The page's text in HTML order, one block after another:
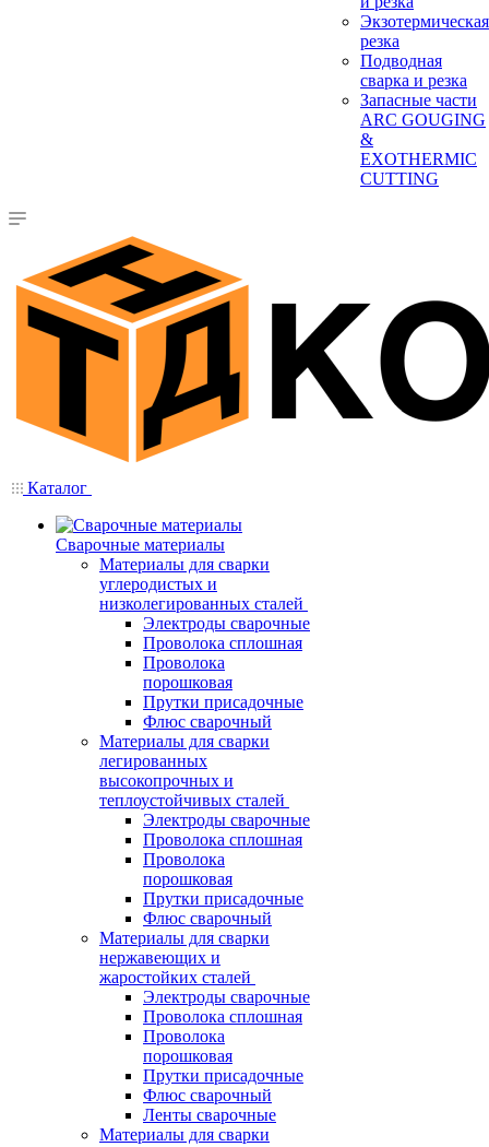
Экзотермическая
резка
Подводная
сварка и резка
Запасные части
ARC GOUGING
&
EXOTHERMIC
CUTTING
Каталог
Сварочные материалы
Материалы для сварки
углеродистых и
низколегированных сталей
Электроды сварочные
Проволока сплошная
Проволока
порошковая
Прутки присадочные
Флюс сварочный
Материалы для сварки
легированных
высокопрочных и
теплоустойчивых сталей
Электроды сварочные
Проволока сплошная
Проволока
порошковая
Прутки присадочные
Флюс сварочный
Материалы для сварки
нержавеющих и
жаростойких сталей
Электроды сварочные
Проволока сплошная
Проволока
порошковая
Прутки присадочные
Флюс сварочный
Ленты сварочные
Материалы для сварки